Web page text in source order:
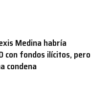
Medina habría
con fondos ilícitos, pero
condena